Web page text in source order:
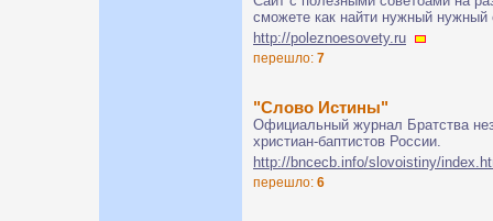
сможете как найти нужный нужный
http://poleznoesovety.ru
перешло: 7
"Слово Истины"
Официальный журнал Братства
христиан-баптистов России.
http://bncecb.info/slovoistiny/
перешло: 6